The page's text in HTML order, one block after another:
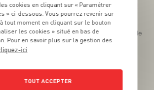
pour profiter d’offres exclusives !
des récompenses généreuses, des
des jeux inédits... le tout dans une seule
app !
cookies en cliquant sur « Paramétrer
» ci-dessous. Vous pourrez revenir sur
tout moment en cliquant sur le bouton
les cookies » situé en bas de
Pour en savoir plus sur la gestion des
ici
TOUT ACCEPTER